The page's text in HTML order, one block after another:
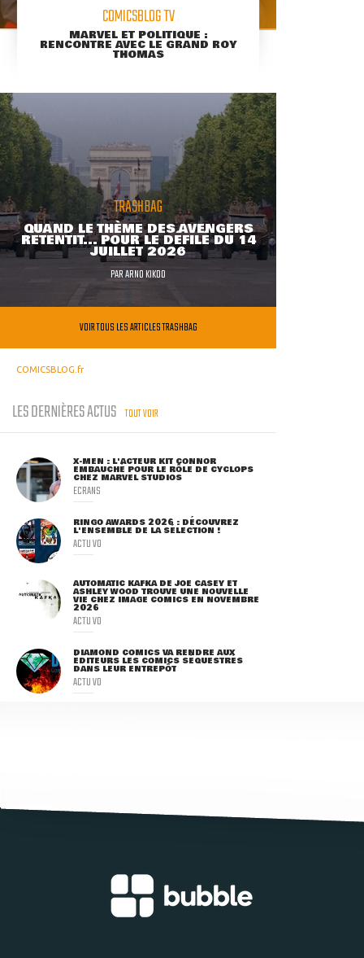
COMICSBLOG TV
MARVEL ET POLITIQUE :
RENCONTRE AVEC LE GRAND ROY
THOMAS
TRASHBAG
QUAND LE THÈME DES AVENGERS
RETENTIT... POUR LE DÉFILÉ DU 14
JUILLET 2026
PARARNO KIKOO
VOIR TOUS LES ARTICLES TRASHBAG
COMICSBLOG.fr
LES DERNIÈRES ACTUS TOUT VOIR
X-MEN : L'ACTEUR KIT CONNOR
EMBAUCHÉ POUR LE RÔLE DE CYCLOPS
CHEZ MARVEL STUDIOS
ECRANS
RINGO AWARDS 2026 : DÉCOUVREZ
L'ENSEMBLE DE LA SÉLECTION !
ACTU VO
AUTOMATIC KAFKA DE JOE CASEY ET
ASHLEY WOOD TROUVE UNE NOUVELLE
VIE CHEZ IMAGE COMICS EN NOVEMBRE
2026
ACTU VO
DIAMOND COMICS VA RENDRE AUX
ÉDITEURS LES COMICS SÉQUESTRÉS
DANS LEUR ENTREPÔT
ACTU VO